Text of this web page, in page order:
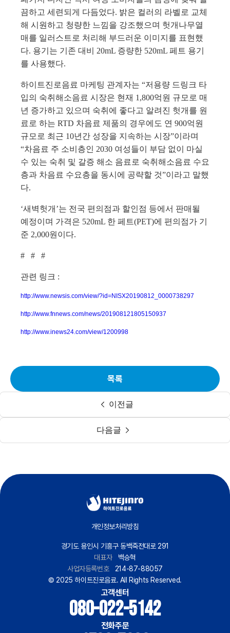
끔하고 세련되게 다듬었다. 밝은 컬러의 라벨로 교체
해 시원하고 청량한 느낌을 강조했으며 헛개나무열
매를 일러스트로 처리해 부드러운 이미지를 표현했
다. 용기는 기존 대비 20mL 증량한 520mL 페트 용기
를 사용했다.
하이트진로음료 마케팅 관계자는 “저용량 드링크 타
입의 숙취해소음료 시장은 현재 1,800억원 규모로 매
년 증가하고 있으며 숙취에 좋다고 알려진 헛개를 원
료로 하는 RTD 차음료 제품의 경우에도 연 900억원
규모로 최근 10년간 성장을 지속하는 시장”이라며
“차음료 주 소비층인 2030 여성들이 부담 없이 마실
수 있는 숙취 및 갈증 해소 음료로 숙취해소음료 수요
층과 차음료 수요층을 동시에 공략할 것”이라고 말했
다.
‘새벽헛개’는 전국 편의점과 할인점 등에서 판매될
예정이며 가격은 520mL 한 페트(PET)에 편의점가 기
준 2,000원이다.
# # #
관련 링크 :
http://www.newsis.com/view/?id=NISX20190812_0000738297
http://www.fnnews.com/news/201908121805150937
http://www.inews24.com/view/1200998
이전글
목록
다음글
개인정보처리방침
경기도 용인시 기흥구 동백죽전대로 291
대표자
백승혁
사업자등록번호
214-87-88057
© 2025 하이트진로음료. All Rights Reserved.
고객센터
080-022-5142
전화주문